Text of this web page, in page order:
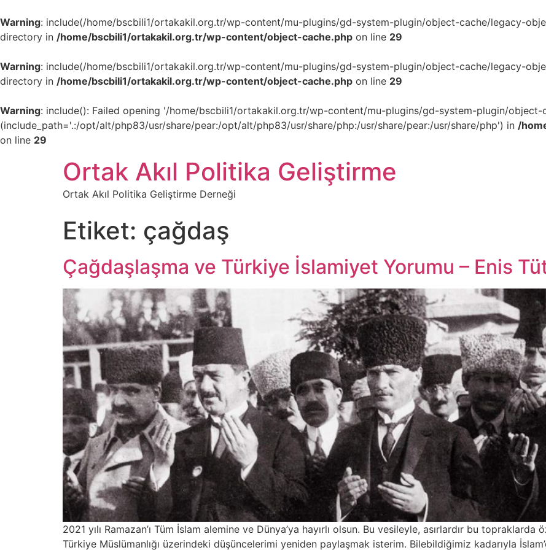
Warning: include(/home/bscbili1/ortakakil.org.tr/wp-content/mu-plugins/gd-system-plugin/object-cache/legacy-
directory in /home/bscbili1/ortakakil.org.tr/wp-content/object-cache.php on line 29
Warning: include(/home/bscbili1/ortakakil.org.tr/wp-content/mu-plugins/gd-system-plugin/object-cache/legacy-
directory in /home/bscbili1/ortakakil.org.tr/wp-content/object-cache.php on line 29
Warning: include(): Failed opening '/home/bscbili1/ortakakil.org.tr/wp-content/mu-plugins/gd-system-plugin/
(include_path='.:/opt/alt/php83/usr/share/pear:/opt/alt/php83/usr/share/php:/usr/share/pear:/usr/share/php') in /
on line 29
Ortak Akıl Politika Geliştirme
Ortak Akıl Politika Geliştirme Derneği
Etiket: çağdaş
Çağdaşlaşma ve Türkiye İslamiyet Yorumu – Enis
2021 yılı Ramazan’ı Tüm İslam alemine ve Dünya’ya hayırlı olsun. Bu vesileyle, asırlardır bu
Türkiye Müslümanlığı üzerindeki düşüncelerimi yeniden paylaşmak isterim. Bilebildiğimiz kadarıyla